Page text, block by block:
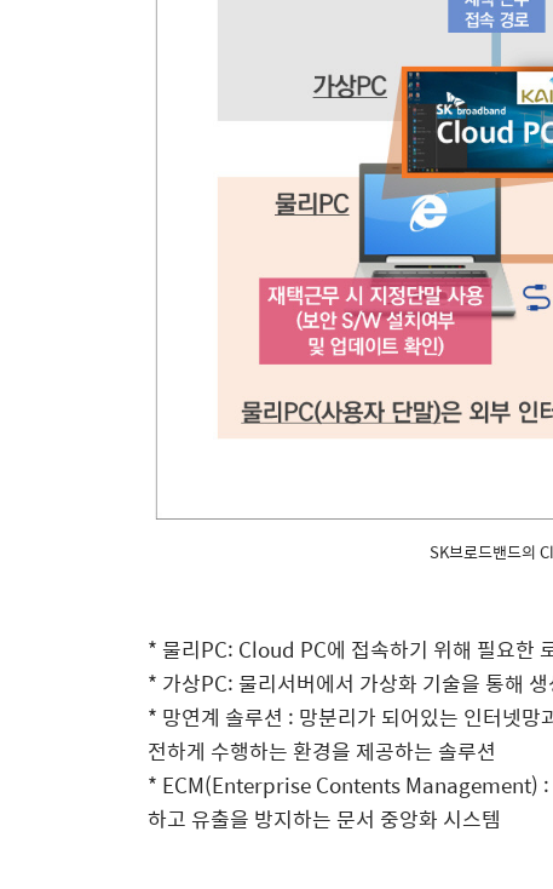
SK브로드밴드의
*물리PC: Cloud PC에 접속하기 위해 필요한
* 가상PC:물리서버에서 가상화 기술을 통해
* 망연계 솔루션 : 망분리가 되어있는 인터넷망
전하게 수행하는 환경을 제공하는 솔루션
* ECM(Enterprise Contents Management) :
하고 유출을 방지하는 문서 중앙화 시스템